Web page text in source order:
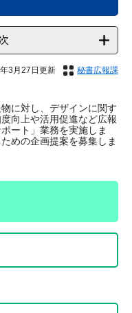
3月27日更新 秘書広報課
に対し、デザインに関す
向上や活用促進など広報
ート」業務を実施しま
めの企画提案を募集しま